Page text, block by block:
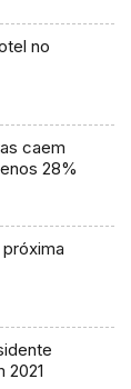
no
caem
28%
2021